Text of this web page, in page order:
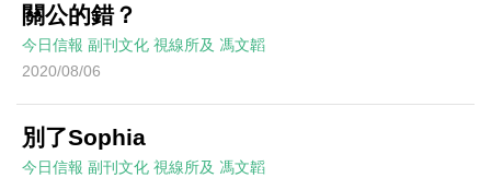
關公的錯？
今日信報 副刊文化 視線所及 馮文韜
2020/08/06
別了Sophia
今日信報 副刊文化 視線所及 馮文韜